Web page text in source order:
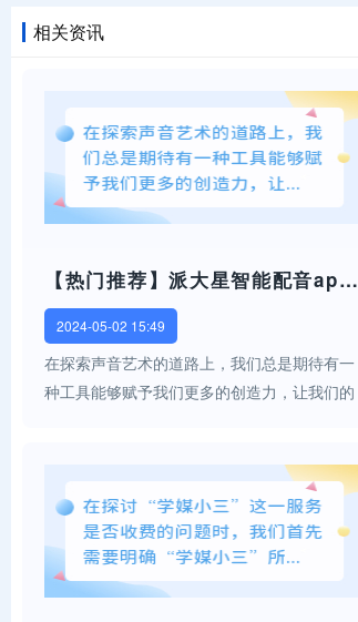
相关资讯
【热门推荐】派大星智能配音app：让你的声音充满无限可能！
2024-05-02 15:49
在探索声音艺术的道路上，我们总是期待有一
种工具能够赋予我们更多的创造力，让我们的
不仅为我们提供了一个全新的声音体验...